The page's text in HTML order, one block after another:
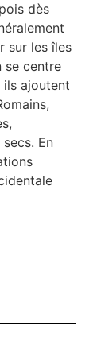
dès
sur les îles
se centre
ils ajoutent
En